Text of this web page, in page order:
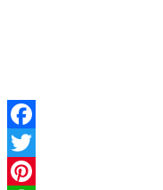
Facebook
Twitter